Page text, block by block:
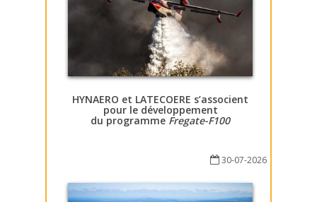
HYNAERO et LATECOERE s’associent
pour le développement
du programme Fregate-F100
30-07-2026